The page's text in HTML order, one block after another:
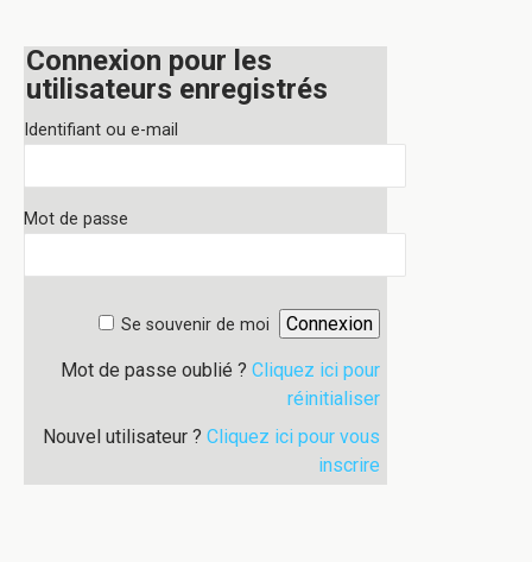
Connexion pour les
utilisateurs enregistrés
Identifiant ou e-mail
Mot de passe
Se souvenir de moi
Mot de passe oublié ? Cliquez ici pour
réinitialiser
Nouvel utilisateur ? Cliquez ici pour vous
inscrire